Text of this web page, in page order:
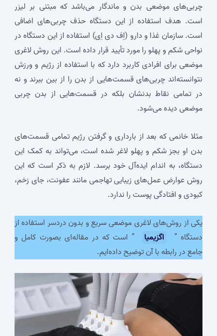
چربی‌های موضعی بدن و ماندگار می‌باشد که مبتنی بر لیزر
است. هدف استفاده از این دستگاه حذف چربی‌های اضافی
است. سازمان غذا و دارو (اِف دی اِی) استفاده از این دستگاه در
نواحی شکم و پهلو را مورد تأیید قرار داده است. این روش لاغری
موضعی برای افرادی کاربرد دارد که با استفاده از رژیم و ورزش
نتوانسته‌اند چربی‌های قسمت‌هایی از بدن را از بین ببرند و نه
در تمامی نقاط بدنشان بلکه در قسمت‌هایی از بدن چربی
موضعی دیده می‌شود.
مثلا خانمی که بعد از بارداری و گرفتن رژیم تمامی قسمت‌های
بدن او بجز شکم و پهلو لاغر شده است، می‌تواند به کمک این
دستگاه، به اندام ایده‌آل خود برسد. لازم به ذکر است که این
روش عوارض عمل‌های زیبایی تهاجمی مانند عفونت، جای زخم،
کبودی و افتادگی پوست را ندارد.
یکی از روش‌های لاغری موضعی سریع و بدون دردسر استفاده از
دستگاه ”
اگزیمیا
” است که در مقاله‌ای بصورت کامل و
جامع در رابطه با آن توضیح داده‌ایم.